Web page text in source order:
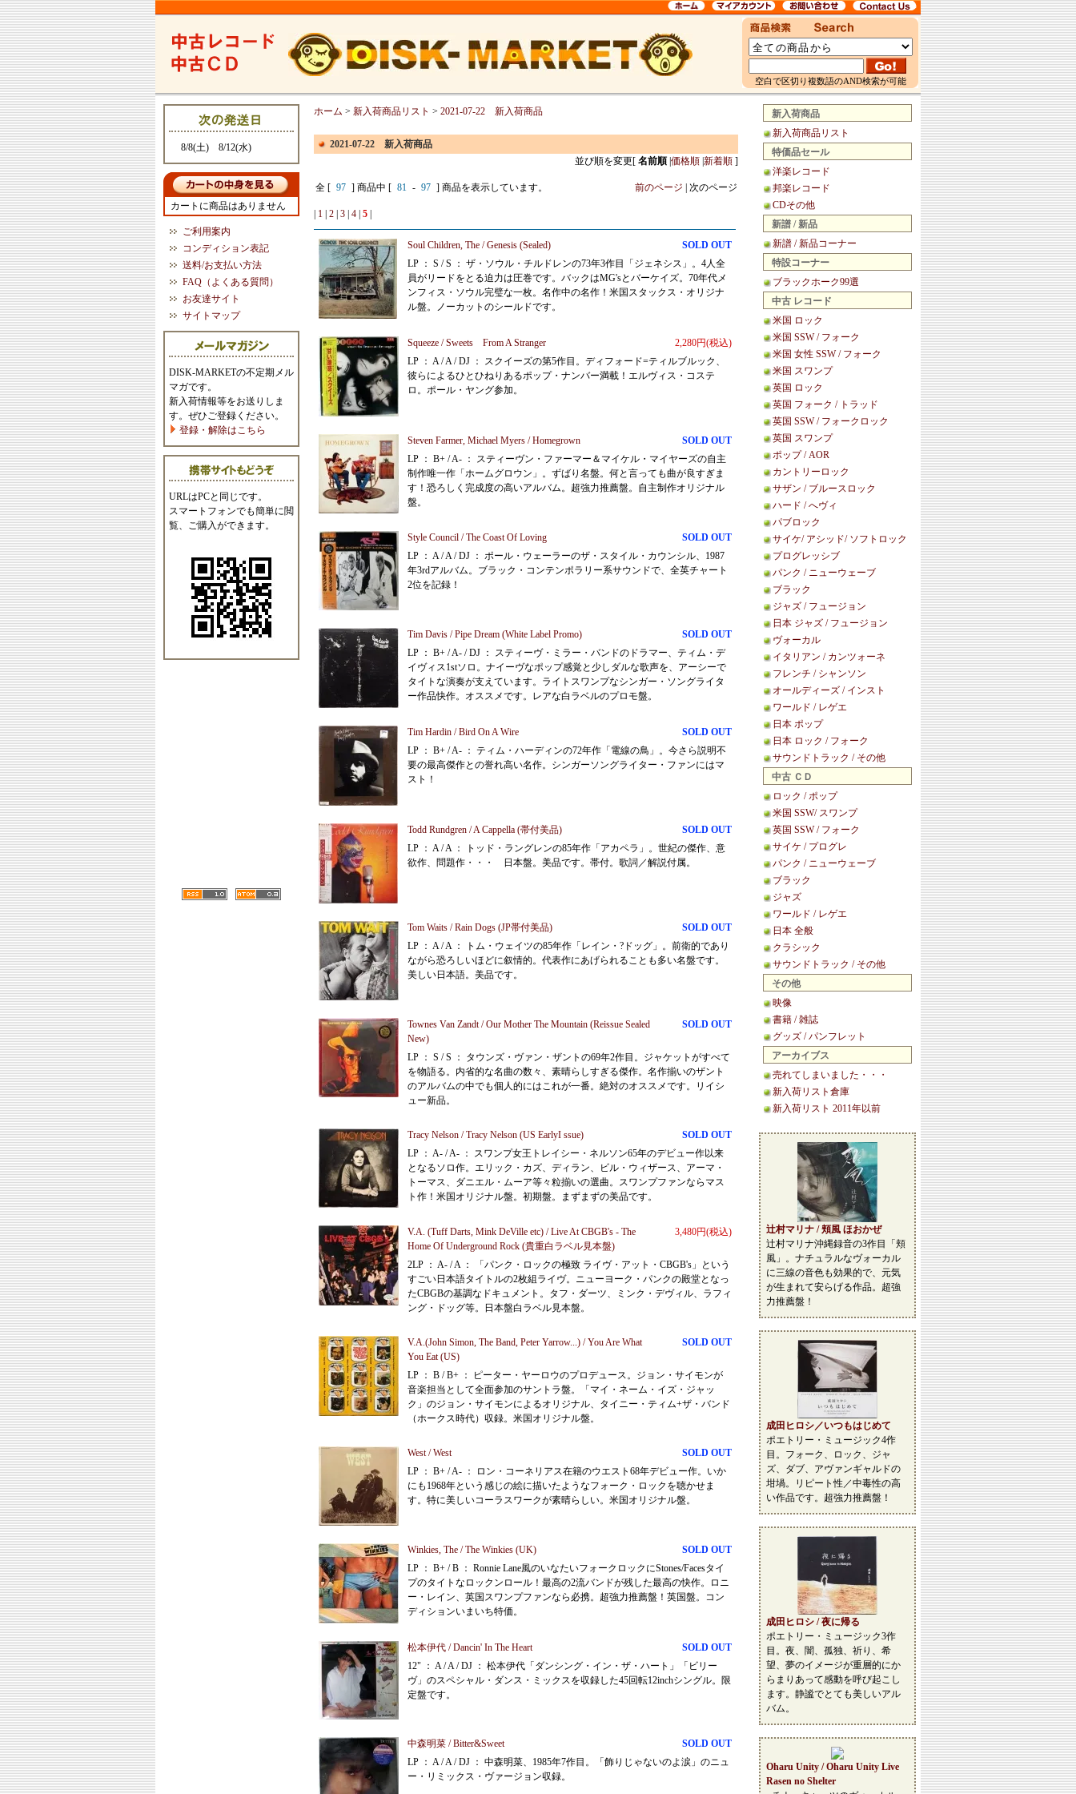
空白で区切り複数語のAND検索が可能
8/8(土) 8/12(水)
カートに商品はありません
ご利用案内
コンディション表記
送料/お支払い方法
FAQ（よくある質問）
お友達サイト
サイトマップ
DISK-MARKETの不定期メル
マガです。
新入荷情報等をお送りしま
す。ぜひご登録ください。
登録・解除はこちら
URLはPCと同じです。
スマートフォンでも簡単に閲
覧、ご購入ができます。
新入荷商品
新入荷商品リスト
特価品セール
洋楽レコード
邦楽レコード
CDその他
新譜 / 新品
新譜 / 新品コーナー
特設コーナー
ブラックホーク99選
中古 レコード
米国 ロック
米国 SSW / フォーク
米国 女性 SSW / フォーク
米国 スワンプ
英国 ロック
英国 フォーク / トラッド
英国 SSW / フォークロック
英国 スワンプ
ポップ / AOR
カントリーロック
サザン / ブルースロック
ハード / へヴィ
パブロック
サイケ/ アシッド/ ソフトロック
プログレッシブ
パンク / ニューウェーブ
ブラック
ジャズ / フュージョン
日本 ジャズ / フュージョン
ヴォーカル
イタリアン / カンツォーネ
フレンチ / シャンソン
オールディーズ / インスト
ワールド / レゲエ
日本 ポップ
日本 ロック / フォーク
サウンドトラック / その他
中古 ＣＤ
ロック / ポップ
米国 SSW/ スワンプ
英国 SSW / フォーク
サイケ / プログレ
パンク / ニューウェーブ
ブラック
ジャズ
ワールド / レゲエ
日本 全般
クラシック
サウンドトラック / その他
その他
映像
書籍 / 雑誌
グッズ / パンフレット
アーカイブス
売れてしまいました・・・
新入荷リスト倉庫
新入荷リスト 2011年以前
辻村マリナ / 頬風 ほおかぜ
辻村マリナ沖縄録音の3作目「頬
風」。ナチュラルなヴォーカル
に三線の音色も効果的で、元気
が生まれて安らげる作品。超強
力推薦盤！
成田ヒロシ／いつもはじめて
ポエトリー・ミュージック4作
目。フォーク、ロック、ジャ
ズ、ダブ、アヴァンギャルドの
坩堝。リピート性／中毒性の高
い作品です。超強力推薦盤！
成田ヒロシ / 夜に帰る
ポエトリー・ミュージック3作
目。夜、闇、孤独、祈り、希
望、夢のイメージが重層的にか
らまりあって感動を呼び起こし
ます。静謐でとても美しいアル
バム。
Oharu Unity / Oharu Unity Live
Rasen no Shelter
ホーム > 新入荷商品リスト > 2021-07-22 新入荷商品
2021-07-22 新入荷商品
並び順を変更[ 名前順 価格順 新着順 ]
全 [ 97 ] 商品中 [ 81 - 97 ] 商品を表示しています。 前のページ | 次のページ
1 2 3 4 5
SOLD OUT
Soul Children, The / Genesis (Sealed)
LP ： S / S ： ザ・ソウル・チルドレンの73年3作目「ジェネシス」。4人全
員がリードをとる迫力は圧巻です。バックはMG'sとバーケイズ。70年代メ
ンフィス・ソウル完璧な一枚。名作中の名作！米国スタックス・オリジナ
ル盤。ノーカットのシールドです。
2,280円(税込)
Squeeze / Sweets From A Stranger
LP ： A / A / DJ ： スクイーズの第5作目。ディフォード=ティルブルック、
彼らによるひとひねりあるポップ・ナンバー満載！エルヴィス・コステ
ロ。ポール・ヤング参加。
SOLD OUT
Steven Farmer, Michael Myers / Homegrown
LP ： B+ / A- ： スティーヴン・ファーマー＆マイケル・マイヤーズの自主
制作唯一作「ホームグロウン」。ずばり名盤。何と言っても曲が良すぎま
す！恐ろしく完成度の高いアルバム。超強力推薦盤。自主制作オリジナル
盤。
SOLD OUT
Style Council / The Coast Of Loving
LP ： A / A / DJ ： ポール・ウェーラーのザ・スタイル・カウンシル、1987
年3rdアルバム。ブラック・コンテンポラリー系サウンドで、全英チャート
2位を記録！
SOLD OUT
Tim Davis / Pipe Dream (White Label Promo)
LP ： B+ / A- / DJ ： スティーヴ・ミラー・バンドのドラマー、ティム・デ
イヴィス1stソロ。ナイーヴなポップ感覚と少しダルな歌声を、アーシーで
タイトな演奏が支えています。ライトスワンプなシンガー・ソングライタ
ー作品快作。オススメです。レアな白ラベルのプロモ盤。
SOLD OUT
Tim Hardin / Bird On A Wire
LP ： B+ / A- ： ティム・ハーディンの72年作「電線の鳥」。今さら説明不
要の最高傑作との誉れ高い名作。シンガーソングライター・ファンにはマ
スト！
SOLD OUT
Todd Rundgren / A Cappella (帯付美品)
LP ： A / A ： トッド・ラングレンの85年作「アカペラ」。世紀の傑作、意
欲作、問題作・・・ 日本盤。美品です。帯付。歌詞／解説付属。
SOLD OUT
Tom Waits / Rain Dogs (JP帯付美品)
LP ： A / A ： トム・ウェイツの85年作「レイン・?ドッグ」。前衛的であり
ながら恐ろしいほどに叙情的。代表作にあげられることも多い名盤です。
美しい日本語。美品です。
SOLD OUT
Townes Van Zandt / Our Mother The Mountain (Reissue Sealed
New)
LP ： S / S ： タウンズ・ヴァン・ザントの69年2作目。ジャケットがすべて
を物語る。内省的な名曲の数々、素晴らしすぎる傑作。名作揃いのザント
のアルバムの中でも個人的にはこれが一番。絶対のオススメです。リイシ
ュー新品。
SOLD OUT
Tracy Nelson / Tracy Nelson (US EarlyI ssue)
LP ： A- / A- ： スワンプ女王トレイシー・ネルソン65年のデビュー作以来
となるソロ作。エリック・カズ、ディラン、ビル・ウィザース、アーマ・
トーマス、ダニエル・ムーア等々粒揃いの選曲。スワンプファンならマス
ト作！米国オリジナル盤。初期盤。まずまずの美品です。
3,480円(税込)
V.A. (Tuff Darts, Mink DeVille etc) / Live At CBGB's - The
Home Of Underground Rock (貴重白ラベル見本盤)
2LP ： A- / A ： 「パンク・ロックの極致 ライヴ・アット・CBGB's」という
すごい日本語タイトルの2枚組ライヴ。ニューヨーク・パンクの殿堂となっ
たCBGBの基調なドキュメント。タフ・ダーツ、ミンク・デヴィル、ラフィ
ング・ドッグ等。日本盤白ラベル見本盤。
SOLD OUT
V.A.(John Simon, The Band, Peter Yarrow...) / You Are What
You Eat (US)
LP ： B / B+ ： ピーター・ヤーロウのプロデュース。ジョン・サイモンが
音楽担当として全面参加のサントラ盤。「マイ・ネーム・イズ・ジャッ
ク」のジョン・サイモンによるオリジナル、タイニー・ティム+ザ・バンド
（ホークス時代）収録。米国オリジナル盤。
SOLD OUT
West / West
LP ： B+ / A- ： ロン・コーネリアス在籍のウエスト68年デビュー作。いか
にも1968年という感じの絵に描いたようなフォーク・ロックを聴かせま
す。特に美しいコーラスワークが素晴らしい。米国オリジナル盤。
SOLD OUT
Winkies, The / The Winkies (UK)
LP ： B+ / B ： Ronnie Lane風のいなたいフォークロックにStones/Facesタイ
プのタイトなロックンロール！最高の2流バンドが残した最高の快作。ロニ
ー・レイン、英国スワンプファンなら必携。超強力推薦盤！英国盤。コン
ディションいまいち特価。
SOLD OUT
松本伊代 / Dancin' In The Heart
12" ： A / A / DJ ： 松本伊代「ダンシング・イン・ザ・ハート」「ビリー
ヴ」のスペシャル・ダンス・ミックスを収録した45回転12inchシングル。限
定盤です。
SOLD OUT
中森明菜 / Bitter&Sweet
LP ： A / A / DJ ： 中森明菜、1985年7作目。「飾りじゃないのよ涙」のニュ
ー・リミックス・ヴァージョン収録。